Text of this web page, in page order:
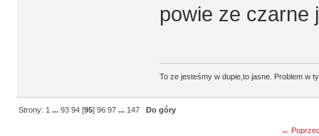
powie ze czarne
To ze jesteśmy w dupie,to jasne. Problem w
Strony: 1 ...93 94 [95]96 97 ... 147 Do góry
←